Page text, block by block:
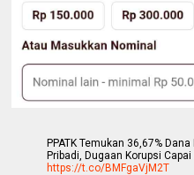
PPATK Temukan 36,67%
Pribadi, Dugaan Korupsi
https://t.co/BMFgaVjM2T